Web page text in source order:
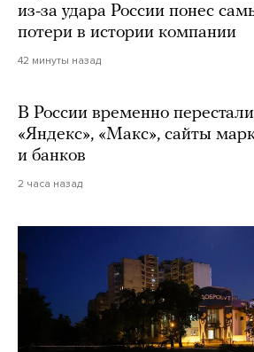
из-за удара России понес
потери в истории компании
42 минуты назад
В России временно перестали
«Яндекс», «Макс», сайты
и банков
2 часа назад